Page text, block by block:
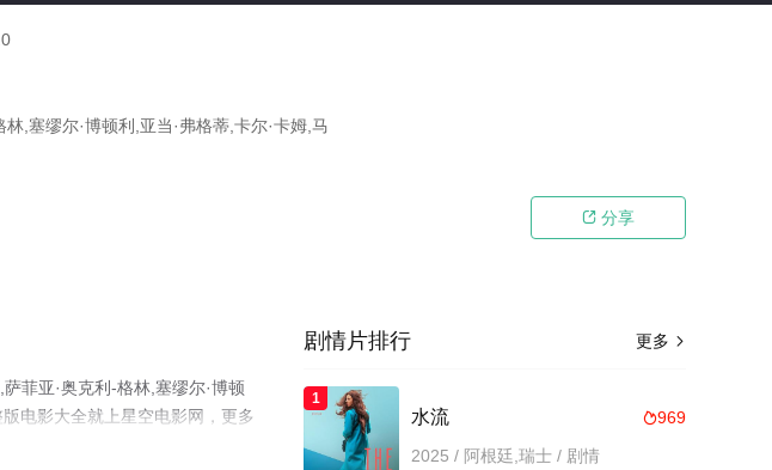
,塞缪尔·博顿利,亚当·弗格蒂,卡尔·卡姆,马
 分享
菲亚·奥克利-格林,塞缪尔·博顿
电影大全就上星空电影网，更多
更多 
剧情片排行
1
969
水流
2025 / 阿根廷,瑞士 / 剧情